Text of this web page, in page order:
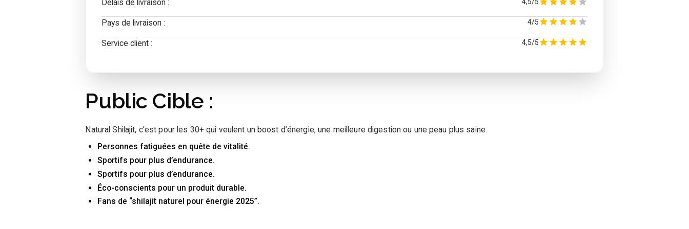
Délais de livraison :
Pays de livraison : 4/5
Service client : 4,5/5
Public Cible :
Natural Shilajit, c’est pour les 30+ qui veulent un boost d’énergie, une meilleure digestion ou une peau plus saine.
Personnes fatiguées en quête de vitalité.
Sportifs pour plus d’endurance.
Sportifs pour plus d’endurance.
Éco-conscients pour un produit durable.
Fans de “shilajit naturel pour énergie 2025”.